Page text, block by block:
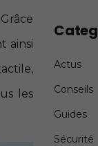
ainsi
les
Actus
Conseils
Guides
Sécurité